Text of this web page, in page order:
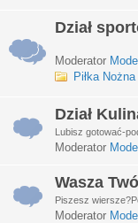
Dział
Moderator
Piłka Nożna
Dział
Lubisz gotować-
Moderator
Wasza
Piszesz
Moderator